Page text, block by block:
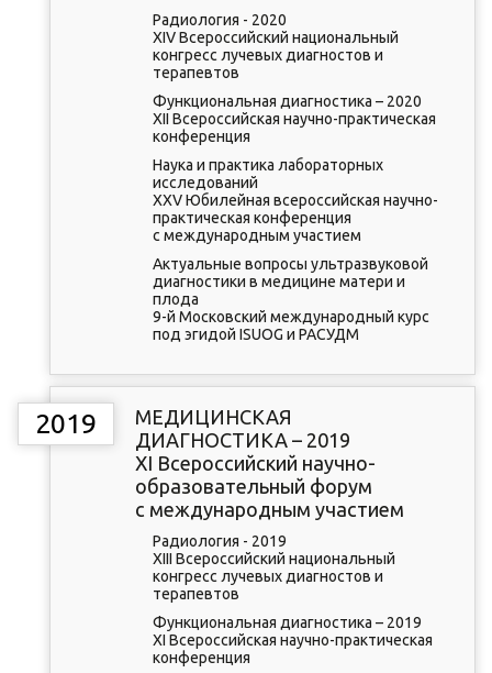
Радиология - 2020
XIV Всероссийский национальный
конгресс лучевых диагностов и
терапевтов
Функциональная диагностика – 2020
XII Всероссийская научно-практическая
конференция
Наука и практика лабораторных
исследований
XXV Юбилейная всероссийская научно-
практическая конференция
с международным участием
Актуальные вопросы ультразвуковой
диагностики в медицине матери и
плода
9-й Московский международный курс
под эгидой ISUOG и РАСУДМ
2019
МЕДИЦИНСКАЯ
ДИАГНОСТИКА – 2019
XI Всероссийский научно-
образовательный форум
с международным участием
Радиология - 2019
XIII Всероссийский национальный
конгресс лучевых диагностов и
терапевтов
Функциональная диагностика – 2019
XI Всероссийская научно-практическая
конференция